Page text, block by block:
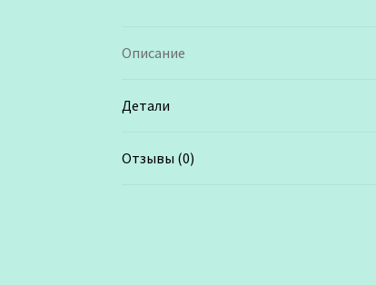
Описание
Детали
Отзывы (0)